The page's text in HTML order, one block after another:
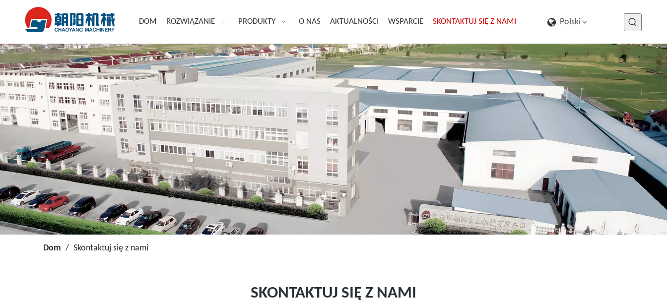
DOM ROZWIĄZANIE PRODUKTY O NAS AKTUALNOŚCI WSPARCIE SKONTAKTUJ SIĘ Z NAMI Polski
Dom / Skontaktuj się z nami
SKONTAKTUJ SIĘ Z NAMI